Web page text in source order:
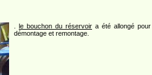
le bouchon du réservoir a été allongé pour
démontage et remontage.